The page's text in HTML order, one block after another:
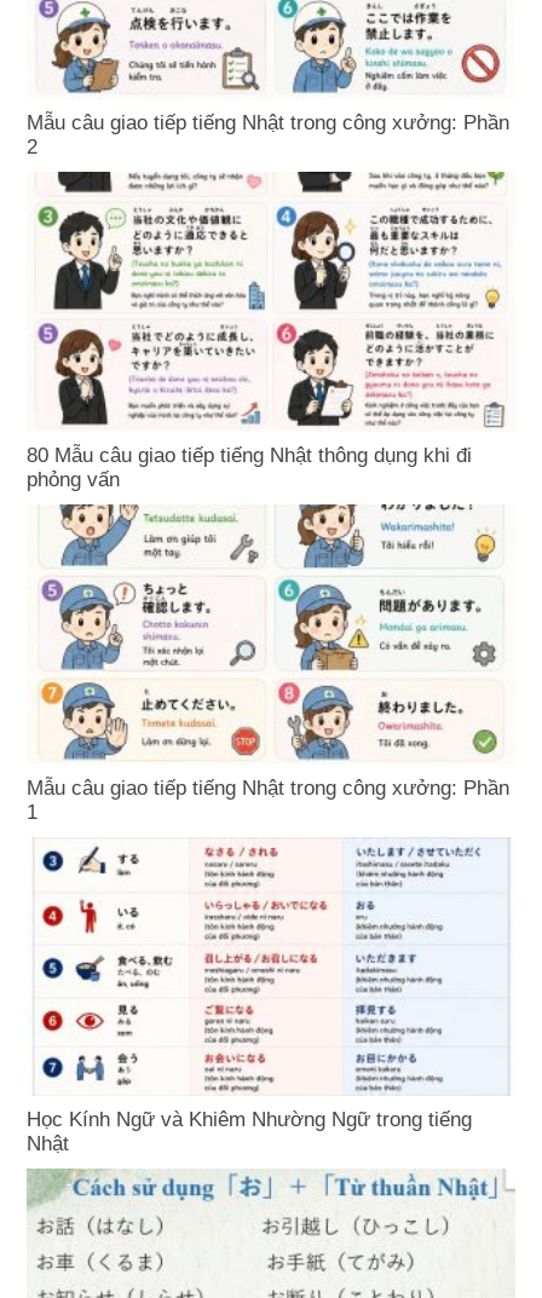
Mẫu câu giao tiếp tiếng Nhật trong công xưởng: Phần
2
80 Mẫu câu giao tiếp tiếng Nhật thông dụng khi đi
phỏng vấn
Mẫu câu giao tiếp tiếng Nhật trong công xưởng: Phần
1
Học Kính Ngữ và Khiêm Nhường Ngữ trong tiếng
Nhật